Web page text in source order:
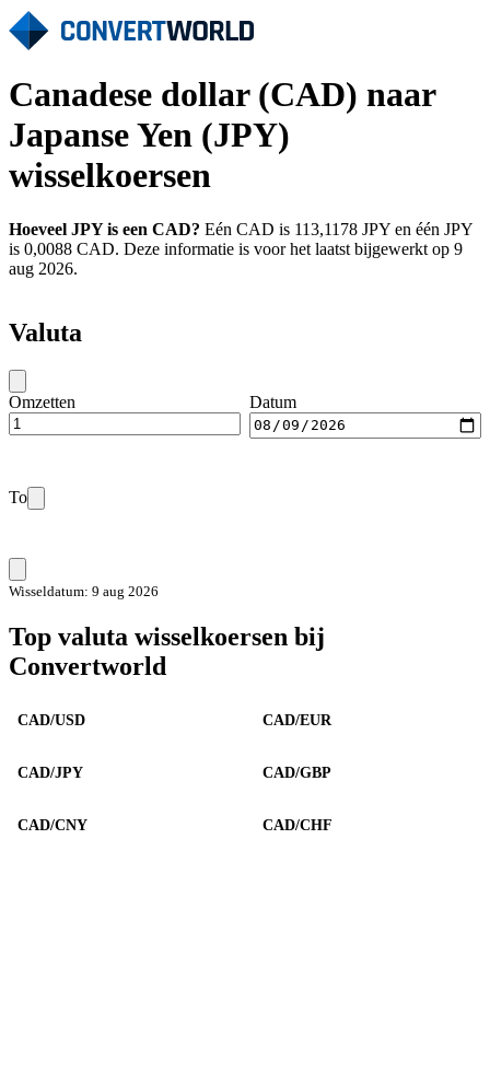
Canadese dollar (CAD) naar
Japanse Yen (JPY)
wisselkoersen
Hoeveel JPY is een CAD? Eén CAD is 113,1178 JPY en één JPY
is 0,0088 CAD. Deze informatie is voor het laatst bijgewerkt op 9
aug 2026.
Valuta
Omzetten Datum
To
Wisseldatum: 9 aug 2026
Top valuta wisselkoersen bij
Convertworld
CAD/USD CAD/EUR
CAD/JPY CAD/GBP
CAD/CNY CAD/CHF